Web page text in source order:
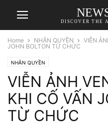
DISCOVER THE
Home NHÂN QUYỀN
VIỄN
JOHN BOLTON TỪ CHỨC
NHÂN QUYỀN
VIỄN ẢNH
KHI CỐ VẤN
TỪ CHỨC